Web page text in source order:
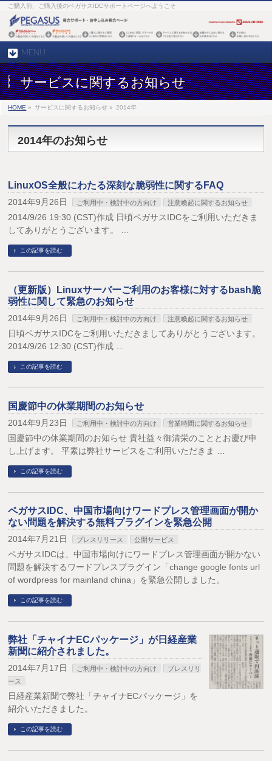
ご購入前、ご購入後のペガサスIDCサポートページへようこそ
MENU
サービスに関するお知らせ
HOME » サービスに関するお知らせ » 2014年
2014年のお知らせ
LinuxOS全般にわたる深刻な脆弱性に関するFAQ
2014年9月26日 ご利用中・検討中の方向け 注意喚起に関するお知らせ
2014/9/26 19:30 (CST)作成 日頃ペガサスIDCをご利用いただきま
してありがとうございます。 …
この記事を読む
（更新版）Linuxサーバーご利用のお客様に対するbash脆
弱性に関して緊急のお知らせ
2014年9月26日 ご利用中・検討中の方向け 注意喚起に関するお知らせ
日頃ペガサスIDCをご利用いただきましてありがとうございます。
2014/9/26 12:30 (CST)作成 …
この記事を読む
国慶節中の休業期間のお知らせ
2014年9月23日 ご利用中・検討中の方向け 営業時間に関するお知らせ
国慶節中の休業期間のお知らせ 貴社益々御清栄のこととお慶び申
し上げます。 平素は弊社サービスをご利用いただきま …
この記事を読む
ペガサスIDC、中国市場向けワードプレス管理画面が開か
ない問題を解決する無料プラグインを緊急公開
2014年7月21日 プレスリリース 公開サービス
ペガサスIDCは、中国市場向けにワードプレス管理画面が開かない
問題を解決するワードプレスプラグイン「change google fonts url
of wordpress for mainland china」を緊急公開しました。
この記事を読む
弊社「チャイナECパッケージ」が日経産業
新聞に紹介されました。
2014年7月17日 ご利用中・検討中の方向け
プレスリリ
ース
日経産業新聞で弊社「チャイナECパッケージ」を
紹介いただきました。
この記事を読む